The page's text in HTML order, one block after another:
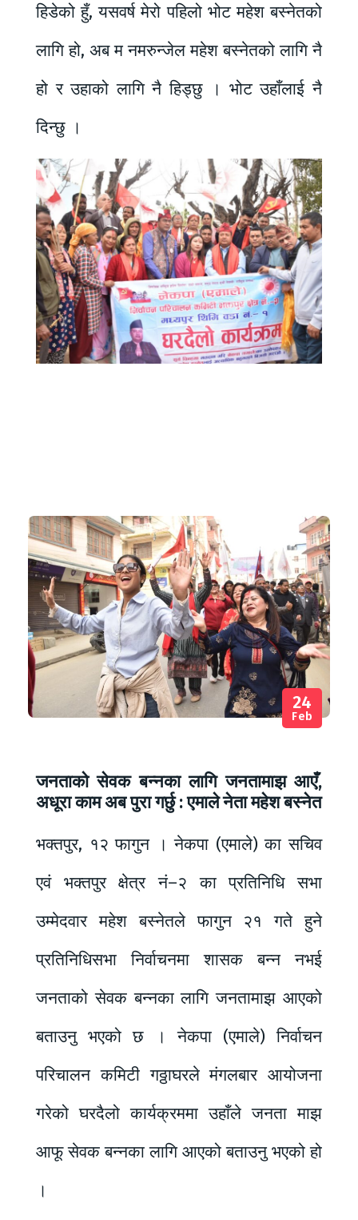
हिडेको हुँ, यसवर्ष मेरो पहिलो भोट महेश बस्नेतको
लागि हो, अब म नमरुन्जेल महेश बस्नेतको लागि नै
हो र उहाको लागि नै हिड्छु । भोट उहाँलाई नै
दिन्छु ।
24
Feb
जनताको सेवक बन्नका लागि जनतामाझ आएँ,
अधूरा काम अब पुरा गर्छु : एमाले नेता महेश बस्नेत
भक्तपुर, १२ फागुन । नेकपा (एमाले) का सचिव
एवं भक्तपुर क्षेत्र नं–२ का प्रतिनिधि सभा
उम्मेदवार महेश बस्नेतले फागुन २१ गते हुने
प्रतिनिधिसभा निर्वाचनमा शासक बन्न नभई
जनताको सेवक बन्नका लागि जनतामाझ आएको
बताउनु भएको छ । नेकपा (एमाले) निर्वाचन
परिचालन कमिटी गठ्ठाघरले मंगलबार आयोजना
गरेको घरदैलो कार्यक्रममा उहाँले जनता माझ
आफू सेवक बन्नका लागि आएको बताउनु भएको हो
।